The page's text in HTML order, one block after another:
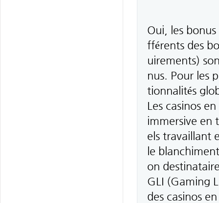
Oui, les
fférents des
uirements)
nus. Pour les
tionnalités
Les casinos
immersive en
els travaillant
le
on
GLI (Gaming
des casinos